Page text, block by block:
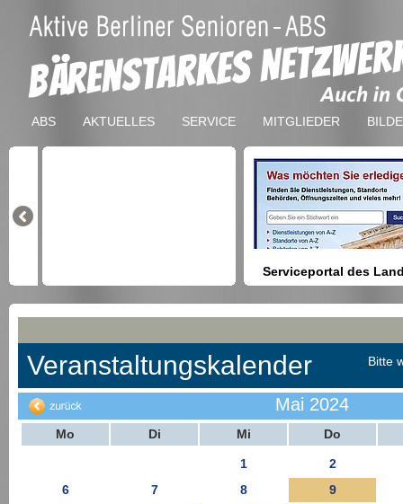
ABS AKTUELLES SERVICE MITGLIEDER
Serviceportal des
Berlin
Anmeldung bei Ämtern usw.
Veranstaltungskalender Bitte
Mai 2024
Mo Di Mi Do
1
2
6
7 8
9